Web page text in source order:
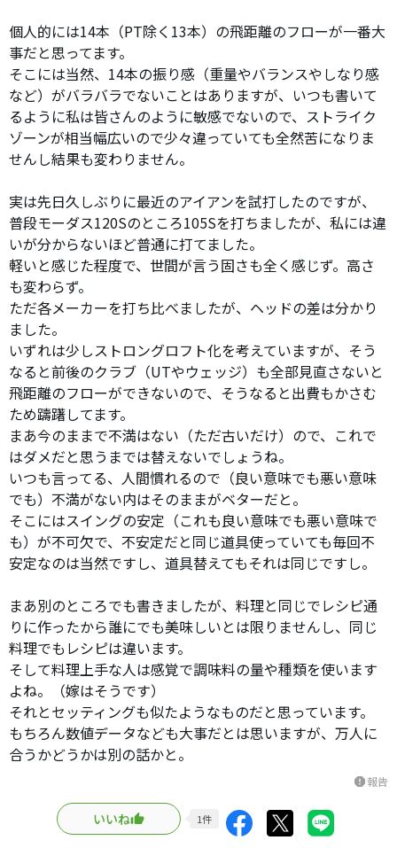
個人的には14本（PT除く13本）の飛距離のフローが一番大
事だと思ってます。
そこには当然、14本の振り感（重量やバランスやしなり感
など）がバラバラでないことはありますが、いつも書いて
るように私は皆さんのように敏感でないので、ストライク
ゾーンが相当幅広いので少々違っていても全然苦になりま
せんし結果も変わりません。
実は先日久しぶりに最近のアイアンを試打したのですが、
普段モーダス120Sのところ105Sを打ちましたが、私には違
いが分からないほど普通に打てました。
軽いと感じた程度で、世間が言う固さも全く感じず。高さ
も変わらず。
ただ各メーカーを打ち比べましたが、ヘッドの差は分かり
ました。
いずれは少しストロングロフト化を考えていますが、そう
なると前後のクラブ（UTやウェッジ）も全部見直さないと
飛距離のフローができないので、そうなると出費もかさむ
ため躊躇してます。
まあ今のままで不満はない（ただ古いだけ）ので、これで
はダメだと思うまでは替えないでしょうね。
いつも言ってる、人間慣れるので（良い意味でも悪い意味
でも）不満がない内はそのままがベターだと。
そこにはスイングの安定（これも良い意味でも悪い意味で
も）が不可欠で、不安定だと同じ道具使っていても毎回不
安定なのは当然ですし、道具替えてもそれは同じですし。
まあ別のところでも書きましたが、料理と同じでレシピ通
りに作ったから誰にでも美味しいとは限りませんし、同じ
料理でもレシピは違います。
そして料理上手な人は感覚で調味料の量や種類を使います
よね。（嫁はそうです）
それとセッティングも似たようなものだと思っています。
もちろん数値データなども大事だとは思いますが、万人に
合うかどうかは別の話かと。
report報告
いいね 1件